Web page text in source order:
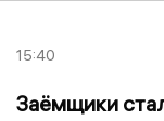
15:40
Заёмщики